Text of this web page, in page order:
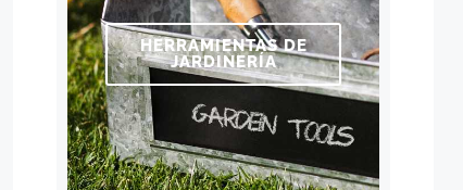
HERRAMIENTAS DE
JARDINERÍA